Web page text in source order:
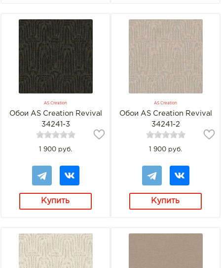
AS Creation
Обои AS Creation Revival
34241-3
1 900 руб.
Купить
AS Creation
Обои AS Creation Revival
34241-2
1 900 руб.
Купить